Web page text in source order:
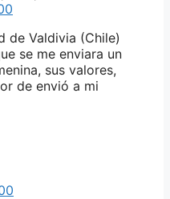
de Valdivia (Chile)
se me enviara un
sus valores,
de envió a mi